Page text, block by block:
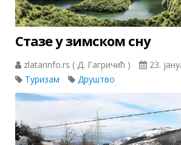
Стазе у зимском сну
zlatarinfo.rs ( Д. Гагричић )
23.
Туризам
Друштво